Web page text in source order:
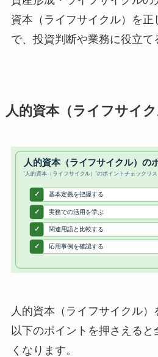
資本（ライフサイクル）を正
で、投資判断や業務に役立て
人的資本（ライフサイ
人的資本（ライフサイクル）
以下のポイントを押さえる
くなります。